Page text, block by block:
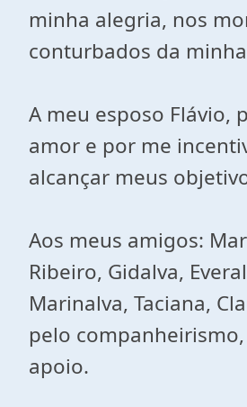
minha alegria, nos
conturbados da
A meu esposo Flávio,
amor e por me
alcançar meus
Aos meus amigos:
Ribeiro, Gidalva,
Marinalva, Taciana,
pelo
apoio.